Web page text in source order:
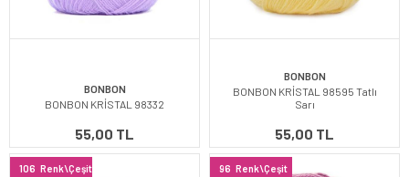
BONBON
BONBON KRİSTAL 98332
55,00 TL
BONBON
BONBON KRİSTAL 98595 Tatlı
Sarı
55,00 TL
106 Renk\Çeşit 96 Renk\Çeşit